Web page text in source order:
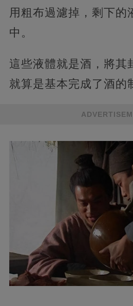
用粗布過濾掉，剩下的
中。
這些液體就是酒，將其
就算是基本完成了酒的